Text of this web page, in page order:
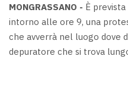
MONGRASSANO - È
intorno alle ore 9, una
che avverrà nel luogo dove
depuratore che si trova